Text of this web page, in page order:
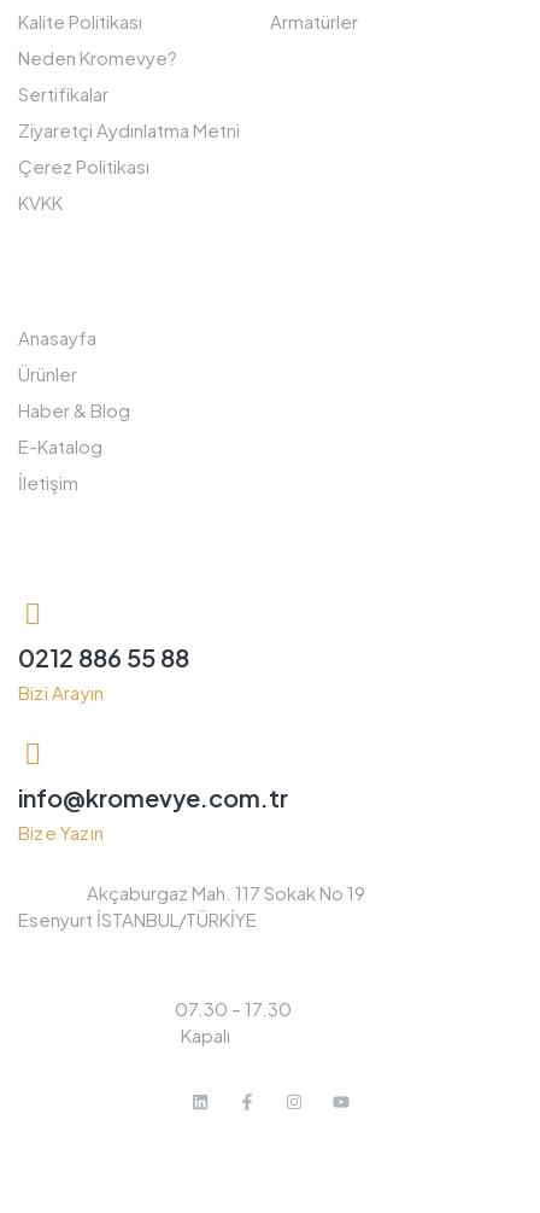
Kalite Politikası
Neden Kromevye?
Sertifikalar
Ziyaretçi Aydınlatma Metni
Çerez Politikası
KVKK
Armatürler
Anasayfa
Ürünler
Haber & Blog
E-Katalog
İletişim
0212 886 55 88
Bizi Arayın
info@kromevye.com.tr
Bize Yazın
Akçaburgaz Mah. 117 Sokak No 19
Esenyurt İSTANBUL/TÜRKİYE
07.30 – 17.30
Kapalı